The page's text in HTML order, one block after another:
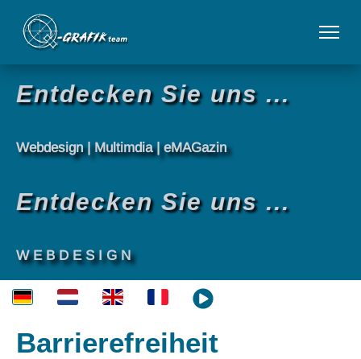
Entdecken Sie uns ...
Webdesign | Multimdia | eMAGazin
Entdecken Sie uns ...
WEBDESIGN
Barrierefreiheit